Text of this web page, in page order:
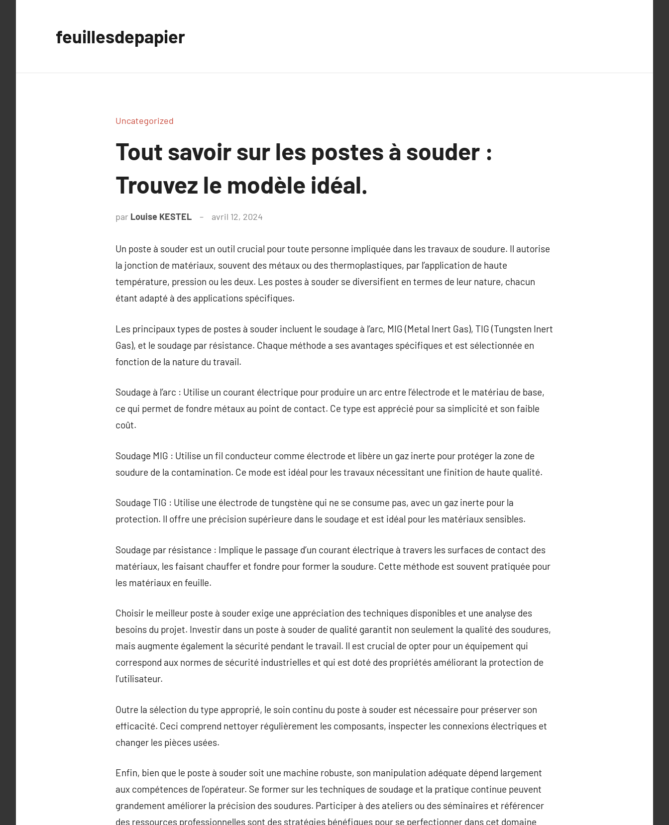
feuillesdepapier
Uncategorized
Tout savoir sur les postes à souder :
Trouvez le modèle idéal.
par Louise KESTEL avril 12, 2024
Un poste à souder est un outil crucial pour toute personne impliquée dans les travaux de soudure. Il autorise
la jonction de matériaux, souvent des métaux ou des thermoplastiques, par l’application de haute
température, pression ou les deux. Les postes à souder se diversifient en termes de leur nature, chacun
étant adapté à des applications spécifiques.
Les principaux types de postes à souder incluent le soudage à l’arc, MIG (Metal Inert Gas), TIG (Tungsten Inert
Gas), et le soudage par résistance. Chaque méthode a ses avantages spécifiques et est sélectionnée en
fonction de la nature du travail.
Soudage à l’arc : Utilise un courant électrique pour produire un arc entre l’électrode et le matériau de base,
ce qui permet de fondre métaux au point de contact. Ce type est apprécié pour sa simplicité et son faible
coût.
Soudage MIG : Utilise un fil conducteur comme électrode et libère un gaz inerte pour protéger la zone de
soudure de la contamination. Ce mode est idéal pour les travaux nécessitant une finition de haute qualité.
Soudage TIG : Utilise une électrode de tungstène qui ne se consume pas, avec un gaz inerte pour la
protection. Il offre une précision supérieure dans le soudage et est idéal pour les matériaux sensibles.
Soudage par résistance : Implique le passage d’un courant électrique à travers les surfaces de contact des
matériaux, les faisant chauffer et fondre pour former la soudure. Cette méthode est souvent pratiquée pour
les matériaux en feuille.
Choisir le meilleur poste à souder exige une appréciation des techniques disponibles et une analyse des
besoins du projet. Investir dans un poste à souder de qualité garantit non seulement la qualité des soudures,
mais augmente également la sécurité pendant le travail. Il est crucial de opter pour un équipement qui
correspond aux normes de sécurité industrielles et qui est doté des propriétés améliorant la protection de
l’utilisateur.
Outre la sélection du type approprié, le soin continu du poste à souder est nécessaire pour préserver son
efficacité. Ceci comprend nettoyer régulièrement les composants, inspecter les connexions électriques et
changer les pièces usées.
Enfin, bien que le poste à souder soit une machine robuste, son manipulation adéquate dépend largement
aux compétences de l’opérateur. Se former sur les techniques de soudage et la pratique continue peuvent
grandement améliorer la précision des soudures. Participer à des ateliers ou des séminaires et référencer
des ressources professionnelles sont des stratégies bénéfiques pour se perfectionner dans cet domaine